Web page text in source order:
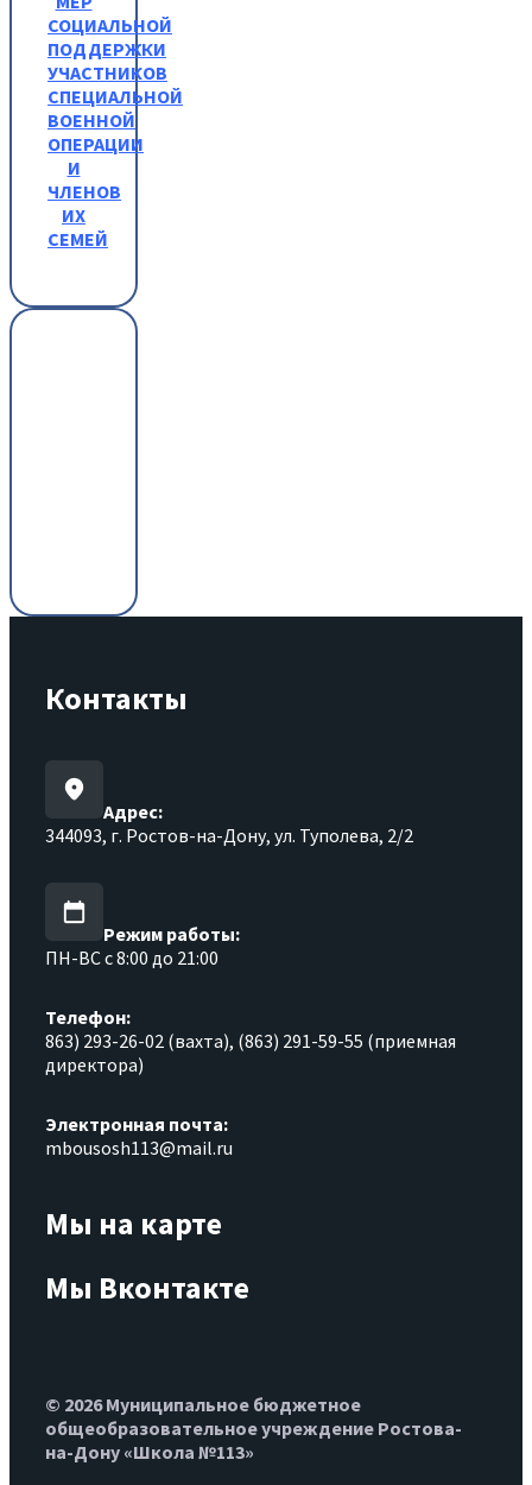
СОЦИАЛЬНОЙ
ПОДДЕРЖКИ
УЧАСТНИКОВ
СПЕЦИАЛЬНОЙ
ВОЕННОЙ
ОПЕРАЦИИ
И
ЧЛЕНОВ
ИХ
СЕМЕЙ
Контакты
Адрес:
344093, г. Ростов-на-Дону, ул. Туполева, 2/2
Режим работы:
ПН-ВС с 8:00 до 21:00
Телефон:
863) 293-26-02 (вахта), (863) 291-59-55 (приемная
директора)
Электронная почта:
mbousosh113@mail.ru
Мы на карте
Мы Вконтакте
© 2026 Муниципальное бюджетное
общеобразовательное учреждение Ростова-
на-Дону «Школа №113»